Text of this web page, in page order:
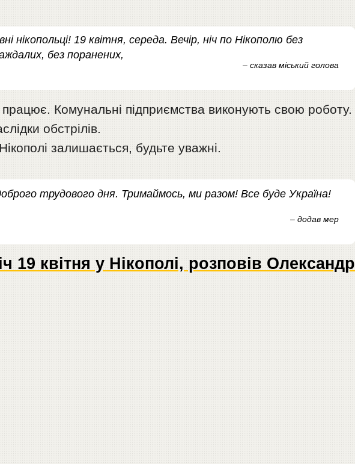
нікопольці! 19 квітня, середа. Вечір, ніч по Нікополю без
без поранених,
– сказав міський голова
Комунальні підприємства виконують свою роботу.
обстрілів.
залишається, будьте уважні.
трудового дня. Тримаймось, ми разом! Все буде Україна!
– додав мер
19 квітня у Нікополі, розповів Олександр